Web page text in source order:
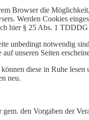
Browser die
Werden Cookies
hier § 25 Abs. 1
unbedingt notwendig
unseren Seiten
diese in Ruhe
neu.
den Vorgaben der